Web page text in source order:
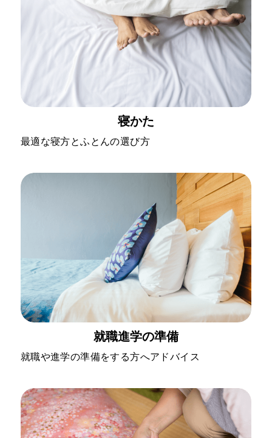
寝かた
最適な寝方とふとんの選び方
就職進学の準備
就職や進学の準備をする方へアドバイス